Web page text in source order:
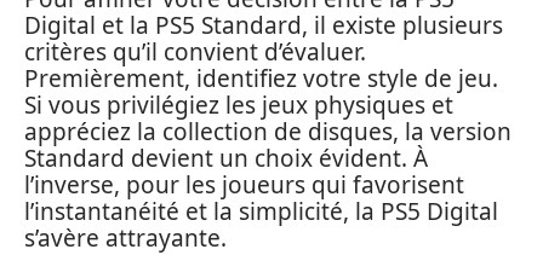
Digital et la PS5 Standard, il existe plusieurs
critères qu’il convient d’évaluer.
Premièrement, identifiez votre style de jeu.
Si vous privilégiez les jeux physiques et
appréciez la collection de disques, la version
Standard devient un choix évident. À
l’inverse, pour les joueurs qui favorisent
l’instantanéité et la simplicité, la PS5 Digital
s’avère attrayante.